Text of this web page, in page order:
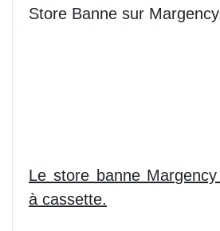
Store Banne sur
Le store banne
à cassette.